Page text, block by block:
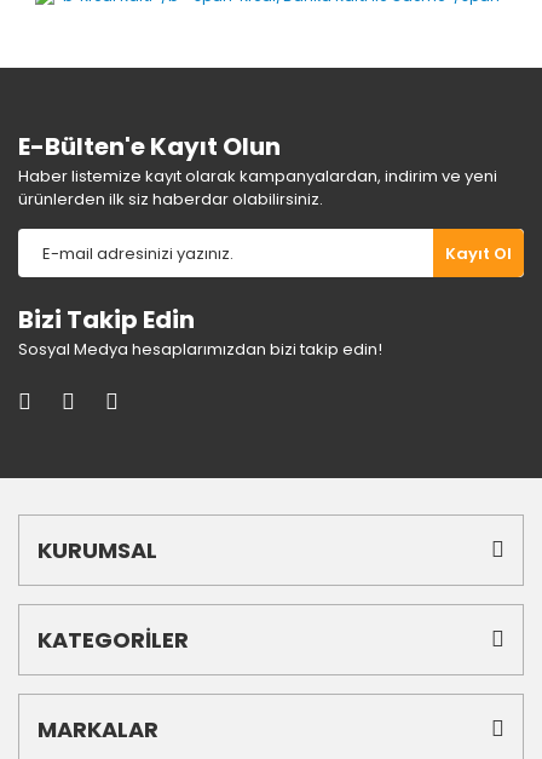
Ürün bilgilerinde hatalar bulunuyor.
E-Bülten'e Kayıt Olun
Haber listemize kayıt olarak kampanyalardan, indirim ve yeni
ürünlerden ilk siz haberdar olabilirsiniz.
Kayıt Ol
Bizi Takip Edin
Sosyal Medya hesaplarımızdan bizi takip edin!
KURUMSAL
KATEGORİLER
MARKALAR